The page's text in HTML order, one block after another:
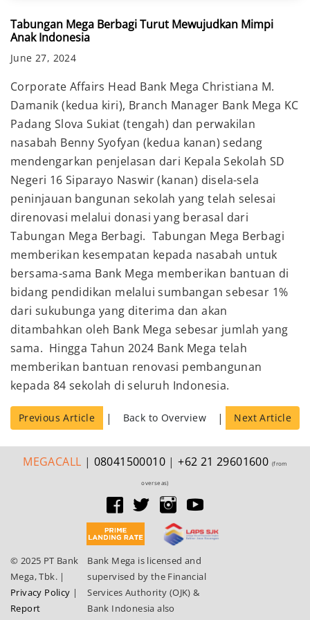
Tabungan Mega Berbagi Turut Mewujudkan Mimpi
Anak Indonesia
June 27, 2024
Corporate Affairs Head Bank Mega Christiana M.
Damanik (kedua kiri), Branch Manager Bank Mega KC
Padang Slova Sukiat (tengah) dan perwakilan
nasabah Benny Syofyan (kedua kanan) sedang
mendengarkan penjelasan dari Kepala Sekolah SD
Negeri 16 Siparayo Naswir (kanan) disela-sela
peninjauan bangunan sekolah yang telah selesai
direnovasi melalui donasi yang berasal dari
Tabungan Mega Berbagi. Tabungan Mega Berbagi
memberikan kesempatan kepada nasabah untuk
bersama-sama Bank Mega memberikan bantuan di
bidang pendidikan melalui sumbangan sebesar 1%
dari sukubunga yang diterima dan akan
ditambahkan oleh Bank Mega sebesar jumlah yang
sama. Hingga Tahun 2024 Bank Mega telah
memberikan bantuan renovasi pembangunan
kepada 84 sekolah di seluruh Indonesia.
Previous Article | Back to Overview | Next Article
MEGACALL | 08041500010 |+62 21 29601600 (from
overseas)
© 2025 PT Bank
Mega, Tbk. |
Privacy Policy |
Report
Bank Mega is licensed and
supervised by the Financial
Services Authority (OJK) &
Bank Indonesia also